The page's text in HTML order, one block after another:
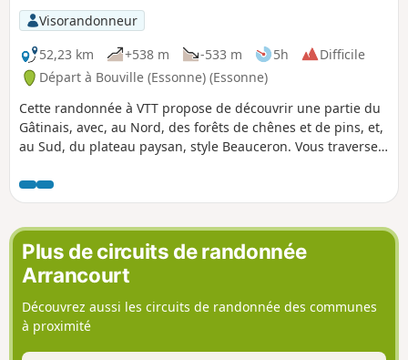
Visorandonneur
52,23 km
+538 m -533 m 5h
Difficile
Départ à Bouville (Essonne) (Essonne)
Cette randonnée à VTT propose de découvrir une partie du
Gâtinais, avec, au Nord, des forêts de chênes et de pins, et,
au Sud, du plateau paysan, style Beauceron. Vous traversez
vallée de l'Essonne, qui se fait discrète mais dont les
coteaux vous chatouilleront les mollets.
Plus de circuits de randonnée
Arrancourt
Découvrez aussi les circuits de randonnée des communes
à proximité